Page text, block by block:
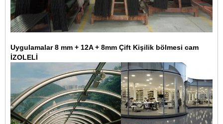
Uygulamalar 8 mm + 12A + 8mm Çift Kişilik bölmesi cam
İZOLELİ